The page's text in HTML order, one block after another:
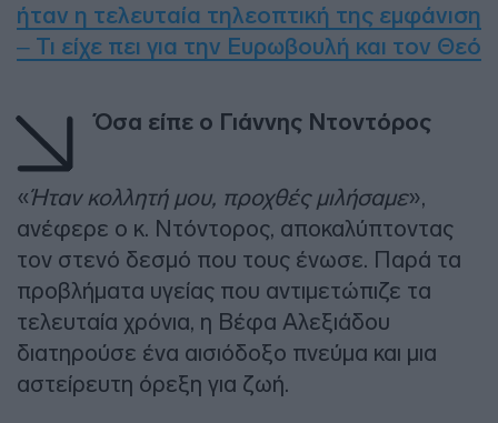
ήταν η τελευταία τηλεοπτική της εμφάνιση
– Τι είχε πει για την Ευρωβουλή και τον Θεό
Όσα είπε ο Γιάννης Ντοντόρος
«Ήταν κολλητή μου, προχθές μιλήσαμε»,
ανέφερε ο κ. Ντόντορος, αποκαλύπτοντας
τον στενό δεσμό που τους ένωσε. Παρά τα
προβλήματα υγείας που αντιμετώπιζε τα
τελευταία χρόνια, η Βέφα Αλεξιάδου
διατηρούσε ένα αισιόδοξο πνεύμα και μια
αστείρευτη όρεξη για ζωή.